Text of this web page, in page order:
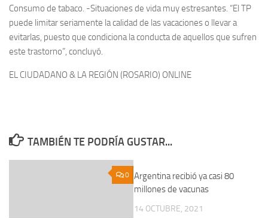
Consumo de tabaco. -Situaciones de vida muy estresantes. “El TP
puede limitar seriamente la calidad de las vacaciones o llevar a
evitarlas, puesto que condiciona la conducta de aquellos que sufren
este trastorno”, concluyó.
EL CIUDADANO & LA REGIÓN (ROSARIO) ONLINE
TAMBIÉN TE PODRÍA GUSTAR...
0 Argentina recibió ya casi 80
millones de vacunas
14 OCTUBRE, 2021